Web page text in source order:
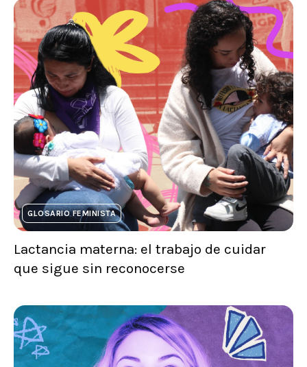
GLOSARIO FEMINISTA
Lactancia materna: el trabajo de cuidar
que sigue sin reconocerse